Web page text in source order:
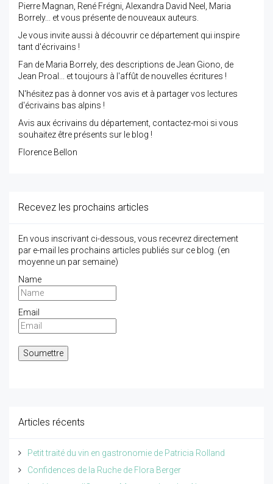
Pierre Magnan, René Frégni, Alexandra David Neel, Maria
Borrely... et vous présente de nouveaux auteurs.
Je vous invite aussi à découvrir ce département qui inspire
tant d'écrivains !
Fan de Maria Borrely, des descriptions de Jean Giono, de
Jean Proal... et toujours à l'affût de nouvelles écritures !
N'hésitez pas à donner vos avis et à partager vos lectures
d'écrivains bas alpins !
Avis aux écrivains du département, contactez-moi si vous
souhaitez être présents sur le blog !
Florence Bellon
Recevez les prochains articles
En vous inscrivant ci-dessous, vous recevrez directement
par e-mail les prochains articles publiés sur ce blog. (en
moyenne un par semaine)
Name
Email
Articles récents
Petit traité du vin en gastronomie de Patricia Rolland
Confidences de la Ruche de Flora Berger